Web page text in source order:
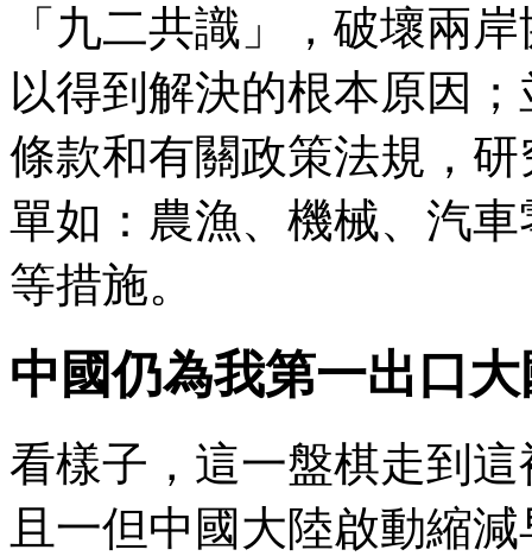
「九二共識」，破壞兩
以得到解決的根本原因
條款和有關政策法規，
單如：農漁、機械、汽
等措施。
中國仍為我第一出口大
看樣子，這一盤棋走到
且一但中國大陸啟動縮